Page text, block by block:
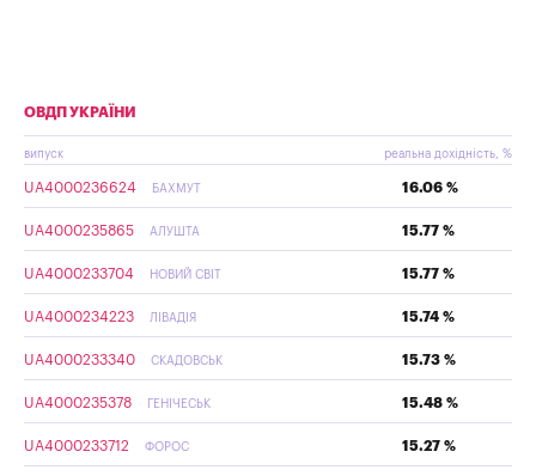
ОВДП УКРАЇНИ
випуск реальна дохідність, %
UA4000236624 БАХМУТ 16.06 %
UA4000235865 АЛУШТА 15.77 %
UA4000233704 НОВИЙ СВІТ 15.77 %
UA4000234223 ЛІВАДІЯ 15.74 %
UA4000233340 СКАДОВСЬК 15.73 %
UA4000235378 ГЕНІЧЕСЬК 15.48 %
UA4000233712 ФОРОС 15.27 %